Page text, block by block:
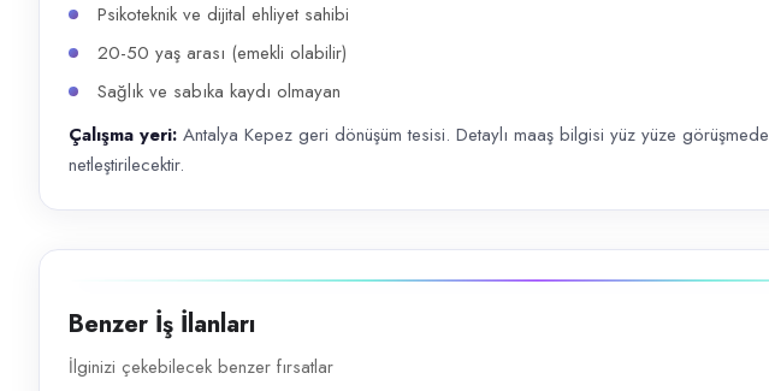
Psikoteknik ve dijital ehliyet sahibi
20-50 yaş arası (emekli olabilir)
Sağlık ve sabıka kaydı olmayan
Çalışma yeri: Antalya Kepez geri dönüşüm tesisi. Detaylı maaş bilgisi yüz yüze görüşmede
netleştirilecektir.
Benzer İş İlanları
İlginizi çekebilecek benzer fırsatlar